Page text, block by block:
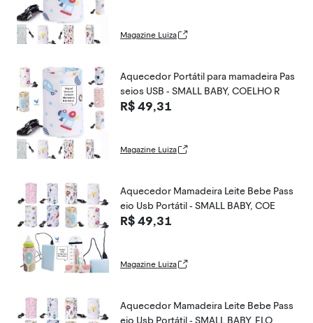
Magazine Luiza
Aquecedor Portátil para mamadeira Pas
seios USB - SMALL BABY, COELHO R
R$ 49,31
Magazine Luiza
Aquecedor Mamadeira Leite Bebe Pass
eio Usb Portátil - SMALL BABY, COE
R$ 49,31
Magazine Luiza
Aquecedor Mamadeira Leite Bebe Pass
eio Usb Portátil - SMALL BABY, FLO